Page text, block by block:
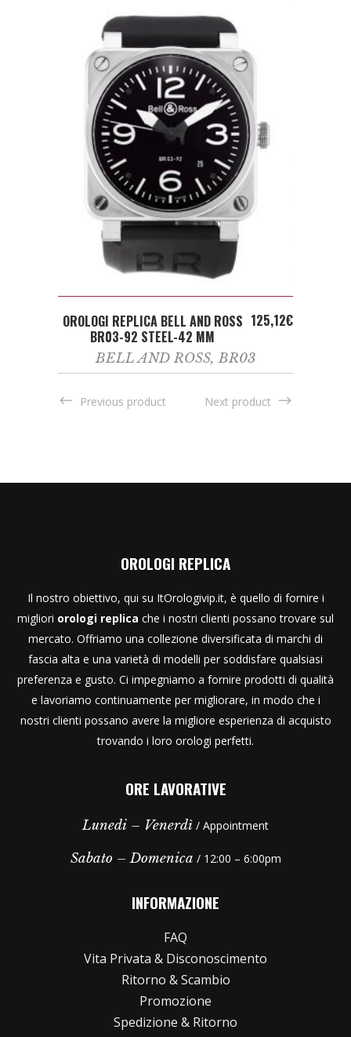
ADD TO CART
OROLOGI REPLICA BELL AND ROSS
BR03-92 STEEL-42 MM
125,12€
BELL AND ROSS,BR03
Previous product Next product
OROLOGI REPLICA
Il nostro obiettivo, qui su ItOrologivip.it, è quello di fornire i
migliori orologi replica che i nostri clienti possano trovare sul
mercato. Offriamo una collezione diversificata di marchi di
fascia alta e una varietà di modelli per soddisfare qualsiasi
preferenza e gusto. Ci impegniamo a fornire prodotti di qualità
e lavoriamo continuamente per migliorare, in modo che i
nostri clienti possano avere la migliore esperienza di acquisto
trovando i loro orologi perfetti.
ORE LAVORATIVE
Lunedi – Venerdì / Appointment
Sabato – Domenica / 12:00 – 6:00pm
INFORMAZIONE
FAQ
Vita Privata & Disconoscimento
Ritorno & Scambio
Promozione
Spedizione & Ritorno